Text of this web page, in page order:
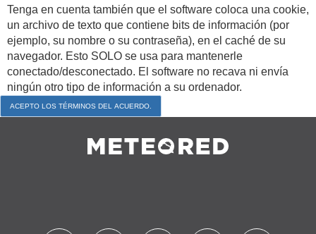
Tenga en cuenta también que el software coloca una cookie,
un archivo de texto que contiene bits de información (por
ejemplo, su nombre o su contraseña), en el caché de su
navegador. Esto SOLO se usa para mantenerle
conectado/desconectado. El software no recava ni envía
ningún otro tipo de información a su ordenador.